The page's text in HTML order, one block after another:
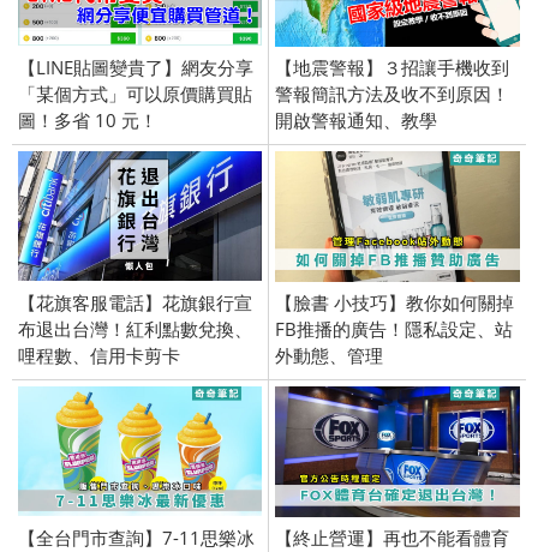
【LINE貼圖變貴了】網友分享
「某個方式」可以原價購買貼
圖！多省 10 元！
【地震警報】３招讓手機收到
警報簡訊方法及收不到原因！
開啟警報通知、教學
【花旗客服電話】花旗銀行宣
布退出台灣！紅利點數兌換、
哩程數、信用卡剪卡
【臉書 小技巧】教你如何關掉
FB推播的廣告！隱私設定、站
外動態、管理
【全台門市查詢】7-11思樂冰
【終止營運】再也不能看體育